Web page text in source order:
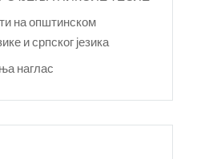
на општинском
и српског језика
наглас